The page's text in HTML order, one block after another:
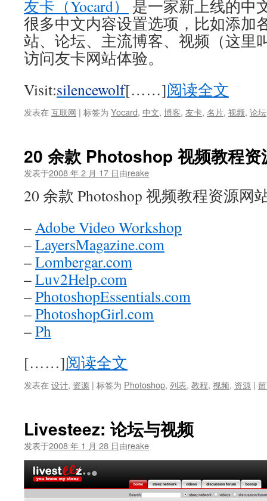
友卡（Yocard）
是一家新上线的中
很多中文内容设置选项，比如添加
站、论坛、主流博客、视频（这里
访问友卡网站体验。
Visit:silencewolf[……]阅读全文
发表在 互联网 | 标签为 Yocard, 中文, 博客, 友卡, 名片, 视频, 论坛
20 余款 Photoshop 视频教程资
发表于2008 年 2 月 17 日由reake
20 余款 Photoshop 视频教程资源网
–Adobe Video Workshop
–LayersMagazine.com
–Lombergar.com
–Luv2Help.com
–PhotoshopEssentials.com
–PhotoshopGirl.com
–Ph
[……]阅读全文
发表在 设计, 资源 | 标签为 Photoshop, 列表, 教程, 视频, 资源 |
Livesteez: 论坛与视频
发表于2008 年 1 月 28 日由reake